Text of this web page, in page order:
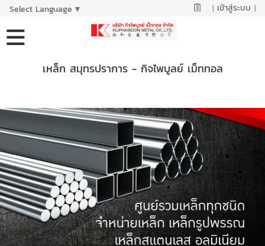
Select Language ▼ | เข้าสู่ระบบ |
เหล็ก สมุทรปราการ - กิจไพบูลย์ เม็ททอล